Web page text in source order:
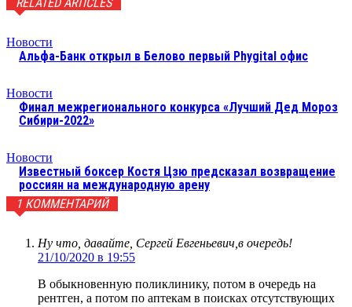
RELATED ARTICLES
Новости
Альфа-Банк открыл в Белово первый Phygital офис
Новости
Финал межрегионального конкурса «Лучший Дед Мороз
Сибири-2022»
Новости
Известный боксер Костя Цзю предсказал возвращение
россиян на международную арену
1 КОММЕНТАРИЙ
Ну что, давайте, Сергей Евгеньевич,в очередь!
21/10/2020 в 19:55
В обыкновенную поликлинику, потом в очередь на
рентген, а потом по аптекам в поисках отсутствующих